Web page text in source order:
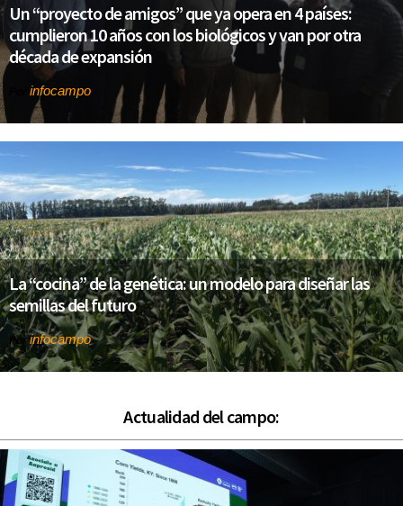
Un “proyecto de amigos” que ya opera en 4 países:
cumplieron 10 años con los biológicos y van por otra
década de expansión
infocampo
La “cocina” de la genética: un modelo para diseñar las
semillas del futuro
Por infocampo
Actualidad del campo: